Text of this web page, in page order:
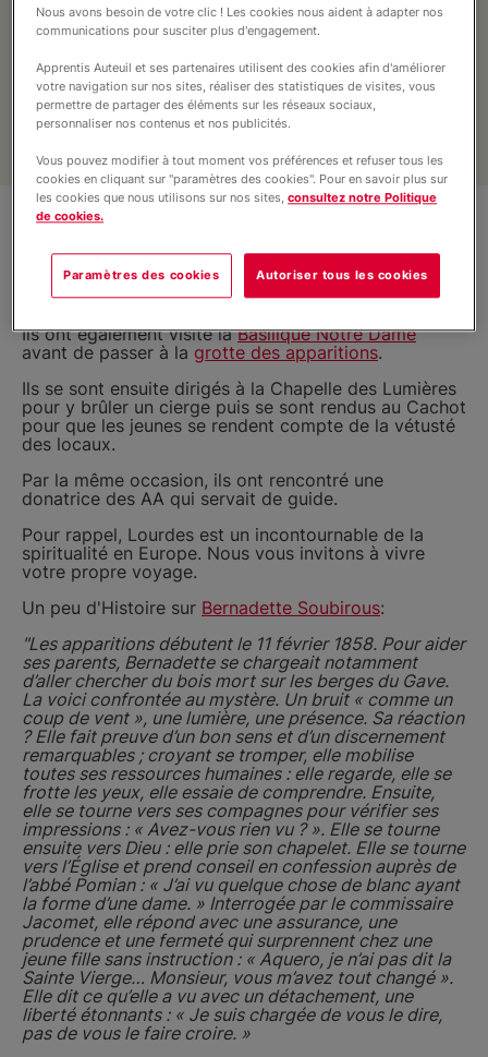
Contact
Liens utiles
Soutenez nos projets
Ils ont également visité laBasilique Notre Dame
avant de passer à la grotte des apparitions.
Ils se sont ensuite dirigés à la Chapelle des Lumières
pour y brûler un cierge puis se sont rendus au Cachot
pour que les jeunes se rendent compte de la vétusté
des locaux.
Par la même occasion, ils ont rencontré une
donatrice des AA qui servait de guide.
Pour rappel, Lourdes est un incontournable de la
spiritualité en Europe. Nous vous invitons à vivre
votre propre voyage.
Un peu d'Histoire sur Bernadette Soubirous:
"Les apparitions débutent le 11 février 1858. Pour aider
ses parents, Bernadette se chargeait notamment
d’aller chercher du bois mort sur les berges du Gave.
La voici confrontée au mystère. Un bruit « comme un
coup de vent », une lumière, une présence. Sa réaction
? Elle fait preuve d’un bon sens et d’un discernement
remarquables ; croyant se tromper, elle mobilise
toutes ses ressources humaines : elle regarde, elle se
frotte les yeux, elle essaie de comprendre. Ensuite,
elle se tourne vers ses compagnes pour vérifier ses
impressions : « Avez-vous rien vu ? ». Elle se tourne
ensuite vers Dieu : elle prie son chapelet. Elle se tourne
vers l’Église et prend conseil en confession auprès de
l’abbé Pomian : « J’ai vu quelque chose de blanc ayant
la forme d’une dame. » Interrogée par le commissaire
Jacomet, elle répond avec une assurance, une
prudence et une fermeté qui surprennent chez une
jeune fille sans instruction : « Aquero, je n’ai pas dit la
Sainte Vierge… Monsieur, vous m’avez tout changé ».
Elle dit ce qu’elle a vu avec un détachement, une
liberté étonnants : « Je suis chargée de vous le dire,
pas de vous le faire croire. »
Nous avons besoin de votre clic ! Les cookies nous aident à adapter nos
communications pour susciter plus d'engagement.
Apprentis Auteuil et ses partenaires utilisent des cookies afin d'améliorer
votre navigation sur nos sites, réaliser des statistiques de visites, vous
permettre de partager des éléments sur les réseaux sociaux,
personnaliser nos contenus et nos publicités.
Vous pouvez modifier à tout moment vos préférences et refuser tous les
cookies en cliquant sur "paramètres des cookies". Pour en savoir plus sur
les cookies que nous utilisons sur nos sites,consultez notre Politique
de cookies.
Paramètres des cookies Autoriser tous les cookies